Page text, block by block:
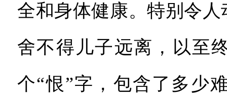
全和身体健康。特别令
舍不得儿子远离，以至
个“恨”字，包含了多少